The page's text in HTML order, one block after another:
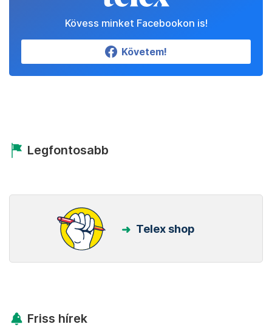
Kövess minket Facebookon is!
Követem!
Legfontosabb
Telex shop
Friss hírek